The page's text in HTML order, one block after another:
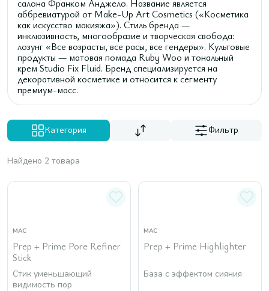
салона Франком Анджело. Название является
аббревиатурой от Make-Up Art Cosmetics («Косметика
как искусство макияжа»). Стиль бренда —
инклюзивность, многообразие и творческая свобода:
лозунг «Все возрасты, все расы, все гендеры». Культовые
продукты — матовая помада Ruby Woo и тональный
крем Studio Fix Fluid. Бренд специализируется на
декоративной косметике и относится к сегменту
премиум-масс.
Категория Фильтр
Найдено 2 товара
MAC
Prep + Prime Pore Refiner
Stick
Стик уменьшающий
видимость пор
MAC
Prep + Prime Highlighter
База с эффектом сияния